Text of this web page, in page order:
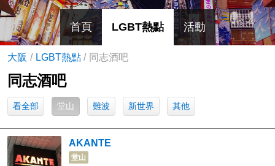
首頁 LGBT熱點 活動
大阪 LGBT熱點 同志酒吧
同志酒吧
看全部 堂山 難波 新世界 其他
AKANTE
堂山